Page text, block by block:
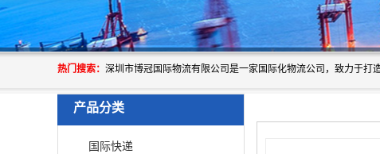
热门搜索：
产品分类
国际快递